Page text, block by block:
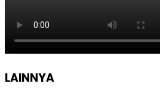
LAINNYA